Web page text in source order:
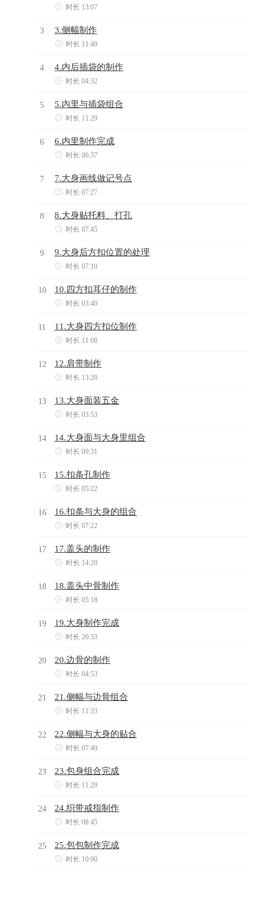
 时长 13:07
3 3.侧幅制作
 时长 11:49
4 4.内后插袋的制作
 时长 04:32
5 5.内里与插袋组合
 时长 11:29
6 6.内里制作完成
 时长 06:37
7 7.大身画线做记号点
 时长 07:27
8 8.大身贴托料、打孔
 时长 07:45
9 9.大身后方扣位置的处理
 时长 07:10
10 10.四方扣耳仔的制作
 时长 03:40
11 11.大身四方扣位制作
 时长 11:08
12 12.肩带制作
 时长 13:20
13 13.大身面装五金
 时长 03:53
14 14.大身面与大身里组合
 时长 09:31
15 15.扣条孔制作
 时长 05:22
16 16.扣条与大身的组合
 时长 07:22
17 17.盖头的制作
 时长 14:20
18 18.盖头中骨制作
 时长 05:18
19 19.大身制作完成
 时长 20:33
20 20.边骨的制作
 时长 04:53
21 21.侧幅与边骨组合
 时长 11:33
22 22.侧幅与大身的贴合
 时长 07:40
23 23.包身组合完成
 时长 11:29
24 24.织带戒指制作
 时长 08:45
25 25.包包制作完成
 时长 10:00